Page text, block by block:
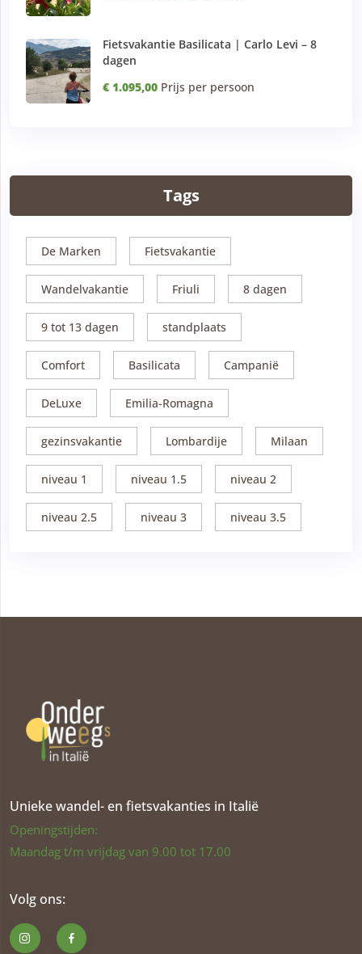
Fietsvakantie Basilicata | Carlo Levi – 8
dagen
€ 1.095,00 Prijs per persoon
Tags
De Marken Fietsvakantie
Wandelvakantie Friuli 8 dagen
9 tot 13 dagen standplaats
Comfort Basilicata Campanië
DeLuxe Emilia-Romagna
gezinsvakantie Lombardije Milaan
niveau 1 niveau 1.5 niveau 2
niveau 2.5 niveau 3 niveau 3.5
Unieke wandel- en fietsvakanties in Italië
Openingstijden:
Maandag t/m vrijdag van 9.00 tot 17.00
Volg ons: